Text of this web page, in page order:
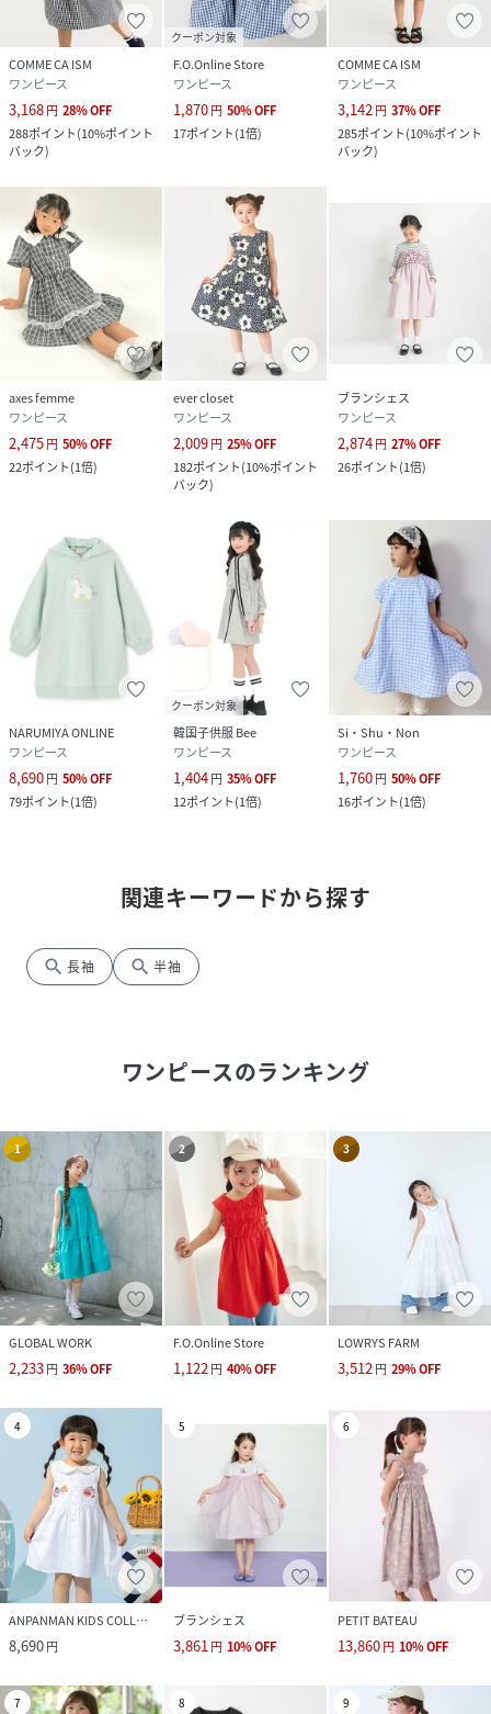
COMME CA ISM
ワンピース
3,168円 28%OFF
288ポイント(10%ポイント
バック)
クーポン対象
F.O.Online Store
ワンピース
1,870円 50%OFF
17ポイント(1倍)
COMME CA ISM
ワンピース
3,142 円 37%OFF
285ポイント(10%ポイント
バック)
axes femme
ワンピース
2,475円 50%OFF
22ポイント(1倍)
ever closet
ワンピース
2,009円 25%OFF
182ポイント(10%ポイント
バック)
ブランシェス
ワンピース
2,874円 27%OFF
26ポイント(1倍)
NARUMIYA ONLINE
ワンピース
8,690円 50%OFF
79ポイント(1倍)
クーポン対象
韓国子供服 Bee
ワンピース
1,404円 35%OFF
12ポイント(1倍)
Si・Shu・Non
ワンピース
1,760円 50%OFF
16ポイント(1倍)
関連キーワードから探す
search 長袖 search 半袖
ワンピースのランキング
1
GLOBAL WORK
2,233円 36%OFF
2
F.O.Online Store
1,122円 40%OFF
3
LOWRYS FARM
3,512円 29%OFF
4
ANPANMAN KIDS COLLECTION
8,690円
5
ブランシェス
3,861円 10%OFF
6
PETIT BATEAU
13,860円 10%OFF
7 8 9